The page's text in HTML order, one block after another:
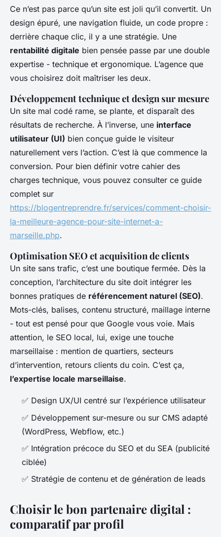
Ce n’est pas parce qu’un site est joli qu’il convertit. Un
design épuré, une navigation fluide, un code propre :
derrière chaque clic, il y a une stratégie. Une
rentabilité digitale bien pensée passe par une double
expertise - technique et ergonomique. L’agence que
vous choisirez doit maîtriser les deux.
Développement technique et design sur mesure
Un site mal codé rame, se plante, et disparaît des
résultats de recherche. À l’inverse, une interface
utilisateur (UI) bien conçue guide le visiteur
naturellement vers l’action. C’est là que commence la
conversion. Pour bien définir votre cahier des
charges technique, vous pouvez consulter ce guide
complet sur
https://blogentreprendre.fr/services/comment-choisir-
la-meilleure-agence-pour-site-internet-a-
marseille.php.
Optimisation SEO et acquisition de clients
Un site sans trafic, c’est une boutique fermée. Dès la
conception, l’architecture du site doit intégrer les
bonnes pratiques de référencement naturel (SEO).
Mots-clés, balises, contenu structuré, maillage interne
- tout est pensé pour que Google vous voie. Mais
attention, le SEO local, lui, exige une touche
marseillaise : mention de quartiers, secteurs
d’intervention, retours clients du coin. C’est ça,
l’expertise locale marseillaise.
✅ Design UX/UI centré sur l’expérience utilisateur
✅ Développement sur-mesure ou sur CMS adapté
(WordPress, Webflow, etc.)
✅ Intégration précoce du SEO et du SEA (publicité
ciblée)
✅ Stratégie de contenu et de génération de leads
Choisir le bon partenaire digital :
comparatif par profil